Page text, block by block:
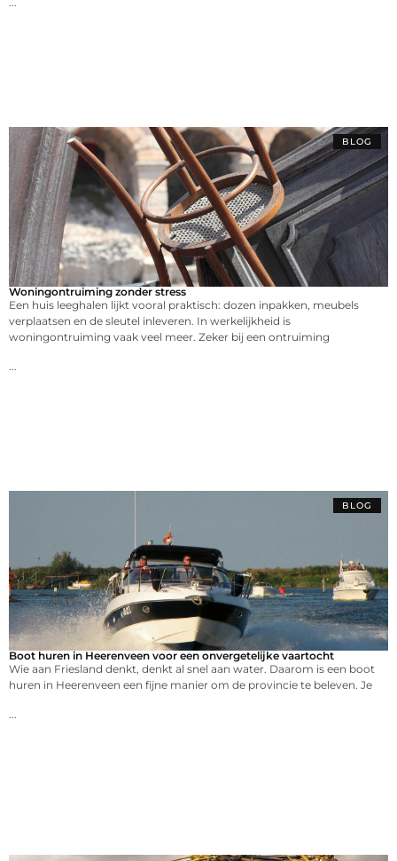
BLOG
Woningontruiming zonder stress
Een huis leeghalen lijkt vooral praktisch: dozen inpakken, meubels
verplaatsen en de sleutel inleveren. In werkelijkheid is
woningontruiming vaak veel meer. Zeker bij een ontruiming
BLOG
Boot huren in Heerenveen voor een onvergetelijke vaartocht
Wie aan Friesland denkt, denkt al snel aan water. Daarom is een boot
huren in Heerenveen een fijne manier om de provincie te beleven. Je